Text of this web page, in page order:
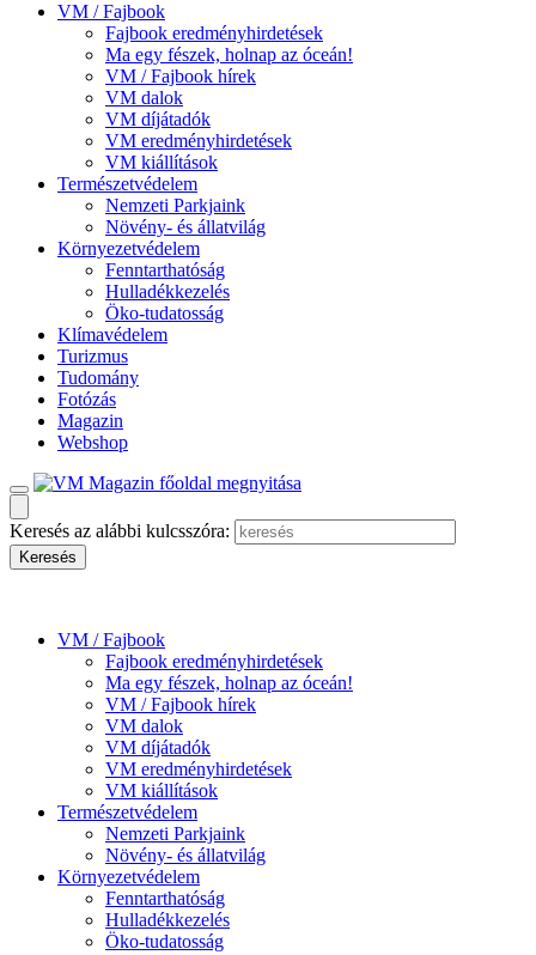
VM / Fajbook
Fajbook eredményhirdetések
Ma egy fészek, holnap az óceán!
VM / Fajbook hírek
VM dalok
VM díjátadók
VM eredményhirdetések
VM kiállítások
Természetvédelem
Nemzeti Parkjaink
Növény- és állatvilág
Környezetvédelem
Fenntarthatóság
Hulladékkezelés
Öko-tudatosság
Klímavédelem
Turizmus
Tudomány
Fotózás
Magazin
Webshop
Keresés az alábbi kulcsszóra:
VM / Fajbook
Fajbook eredményhirdetések
Ma egy fészek, holnap az óceán!
VM / Fajbook hírek
VM dalok
VM díjátadók
VM eredményhirdetések
VM kiállítások
Természetvédelem
Nemzeti Parkjaink
Növény- és állatvilág
Környezetvédelem
Fenntarthatóság
Hulladékkezelés
Öko-tudatosság